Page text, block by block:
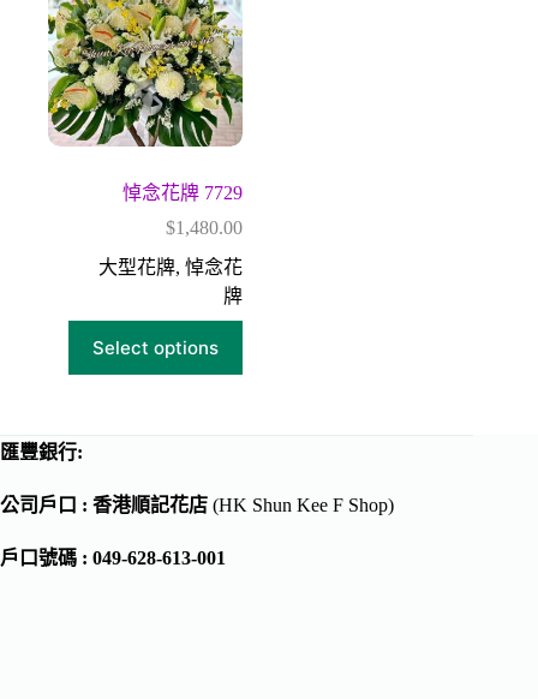
悼念花牌 7729
$1,480.00
大型花牌, 悼念花
牌
Select options
匯豐銀行:
公司戶口 : 香港順記花店 (HK Shun Kee F Shop)
戶口號碼 : 049-628-613-001